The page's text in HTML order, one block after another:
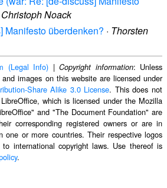
Christoph Noack
Manifesto überdenken? · Thorsten
(Legal Info) |Copyright information: Unless
images on this website are licensed under
Share Alike 3.0 License. This does not
which is licensed under the Mozilla
and "The Document Foundation" are
corresponding registered owners or are in
one or more countries. Their respective logos
international copyright laws. Use thereof is
.